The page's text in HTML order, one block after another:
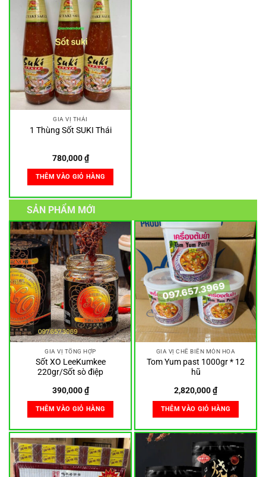
GIA VỊ THÁI
1 Thùng Sốt SUKI Thái
780,000₫
THÊM VÀO GIỎ HÀNG
SẢN PHẨM MỚI
GIA VỊ TỔNG HỢP
Sốt XO LeeKumkee
220gr/Sốt sò điệp
390,000₫
THÊM VÀO GIỎ HÀNG
GIA VỊ CHẾ BIẾN MÓN HOA
Tom Yum past 1000gr * 12
hũ
2,820,000₫
THÊM VÀO GIỎ HÀNG